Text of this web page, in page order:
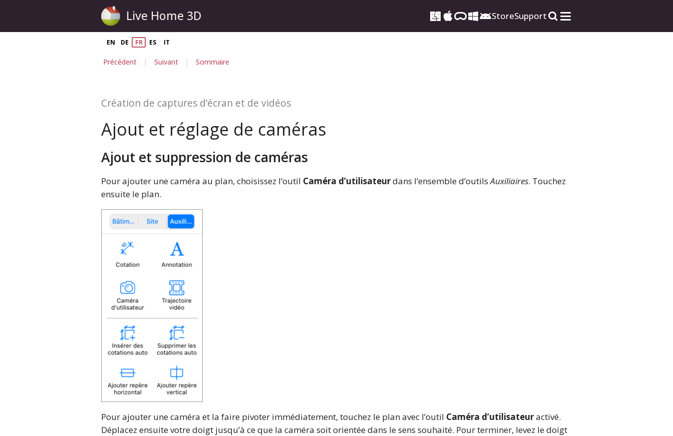
Live Home 3D StoreSupport
EN DE FR ES IT
Précédent | Suivant | Sommaire
Création de captures d’écran et de vidéos
Ajout et réglage de caméras
Ajout et suppression de caméras
Pour ajouter une caméra au plan, choisissez l’outil Caméra d’utilisateurdans l’ensemble d’outilsAuxiliaires. Touchez
ensuite le plan.
Pour ajouter une caméra et la faire pivoter immédiatement, touchez le plan avec l’outil Caméra d’utilisateuractivé.
Déplacez ensuite votre doigt jusqu’à ce que la caméra soit orientée dans le sens souhaité. Pour terminer, levez le doigt